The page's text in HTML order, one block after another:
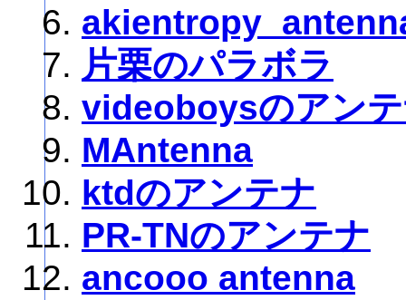
片栗のパラボラ
videoboysのアン
MAntenna
ktdのアンテナ
PR-TNのアンテナ
ancooo antenna